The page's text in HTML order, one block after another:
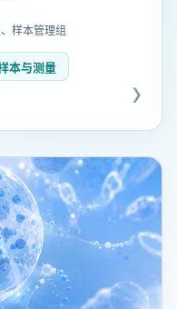
样本管理组
本与测量